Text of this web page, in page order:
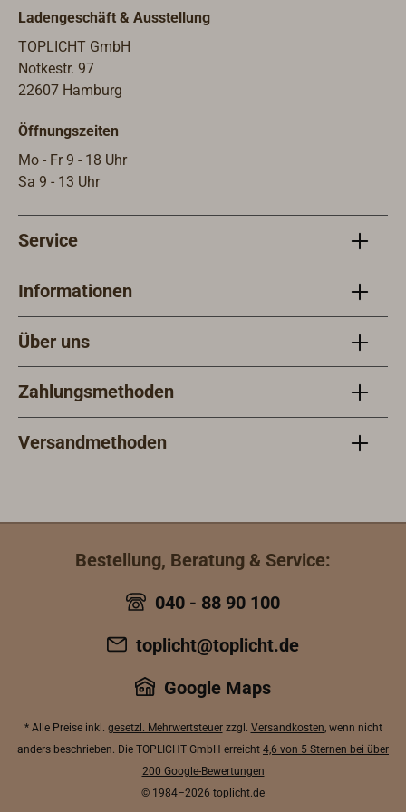
Luftdurchsatz pro Ventilator ca. 170
Kubikmeter / Std. Außengehäuse
aus gebürstetem Edelstahl.
Ladengeschäft & Ausstellung
TOPLICHT GmbH
Notkestr. 97
22607 Hamburg
Öffnungszeiten
Mo - Fr 9 - 18 Uhr
Sa 9 - 13 Uhr
Service
Informationen
Über uns
Zahlungsmethoden
Versandmethoden
Bestellung, Beratung & Service:
040 - 88 90 100
toplicht@toplicht.de
Google Maps
* Alle Preise inkl. gesetzl. Mehrwertsteuerzzgl. Versandkosten, wenn nicht
anders beschrieben. Die TOPLICHT GmbH erreicht 4,6 von 5 Sternen bei über
200 Google-Bewertungen
© 1984–2026 toplicht.de